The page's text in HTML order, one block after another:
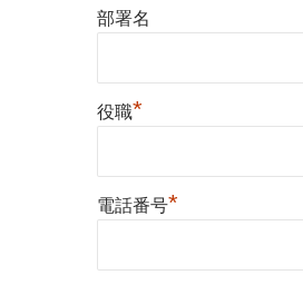
部署名
役職*
電話番号*